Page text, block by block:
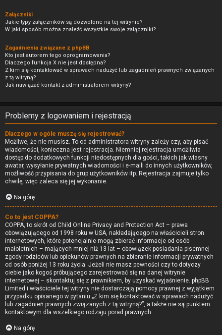
Załączniki
Jakie typy załączników są dozwolone na tej witrynie?
W jaki sposób można znaleźć wszystkie swoje załączniki?
Zagadnienia związane z phpBB
Kto jest autorem tego oprogramowania?
Dlaczego funkcja X nie jest dostępna?
Z kim się kontaktować w sprawach nadużyć lub zagadnień prawnych związanych
z tą witryną?
Jak nawiązać kontakt z administratorem witryny?
Problemy z logowaniem i rejestracją
Dlaczego w ogóle muszę się rejestrować?
Możliwe, że nie musisz. To od administratora witryny zależy czy, aby pisać
wiadomości, konieczna jest rejestracja. Niemniej rejestracja umożliwia
dostęp do dodatkowych funkcji niedostępnych dla gości, takich jak własny
awatar, wysyłanie prywatnych wiadomości i e-maili do innych użytkowników,
możliwość przypisania do grup użytkowników itp. Rejestracja zajmuje tylko
chwilę, więc zaleca się jej wykonanie.
Na górę
Co to jest COPPA?
COPPA, to skrót od Child Online Privacy and Protection Act – prawa
obowiązującego od 1998 roku w USA, nakładającego na właścicieli stron
internetowych, które potencjalnie mogą zbierać informacje od osób
małoletnich – mających mniej niż 13 lat – obowiązek posiadania pisemnej
zgody rodziców lub opiekunów prawnych na zbieranie informacji prywatnych
od osób poniżej 13 roku życia. Jeżeli nie masz pewności czy to dotyczy
ciebie jako kogoś próbującego zarejestrować się na danej witrynie
internetowej – skontaktuj się z prawnikiem, by uzyskać wyjaśnienie. phpBB
Limited i właściciele tej witryny nie dostarczają pomocy prawnej z wyjątkiem
przypadku opisanego w pytaniu „Z kim się kontaktować w sprawach nadużyć
lub zagadnień prawnych związanych z tą witryną?”, a także nie są punktem
kontaktowym dla wszelkiego rodzaju porad prawnych.
Na górę